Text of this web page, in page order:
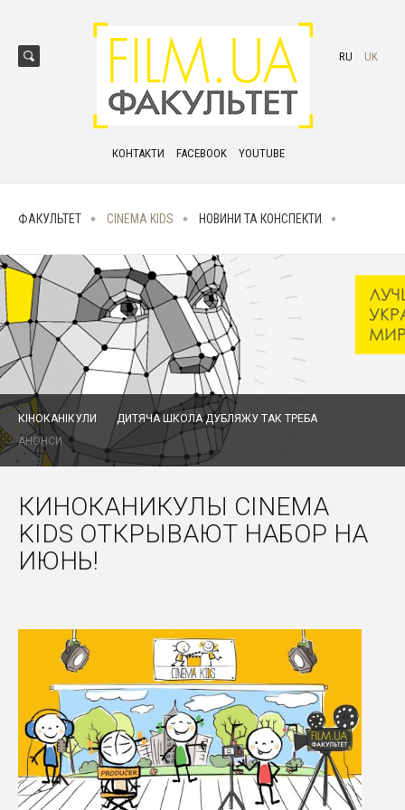
КОНТАКТИ FACEBOOK YOUTUBE
RU UK
ФАКУЛЬТЕТ CINEMA KIDS НОВИНИ ТА КОНСПЕКТИ
КІНОКАНІКУЛИ
ДИТЯЧА ШКОЛА ДУБЛЯЖУ ТАК ТРЕБА
АНОНСИ
КИНОКАНИКУЛЫ CINEMA
KIDS ОТКРЫВАЮТ НАБОР НА
ИЮНЬ!